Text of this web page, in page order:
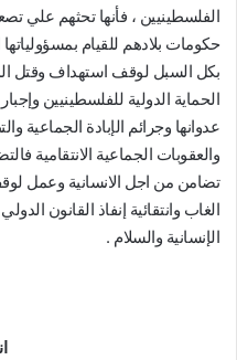
الفلسطينيين ، فأنها تحثهم علي
حكومات بلادهم للقيام
بكل السبل لوقف استهداف وقتل
الحماية الدولية للفلسطينيين
عدوانها وجرائم الإبادة الجماعية
والعقوبات الجماعية الانتقامية
تضامن من اجل الانسانية وعمل
الغاب وانتقائية إنفاذ القانون
الإنسانية والسلام .